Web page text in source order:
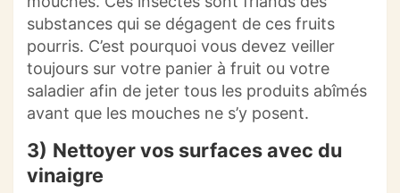
substances qui se dégagent de ces fruits
pourris. C’est pourquoi vous devez veiller
toujours sur votre panier à fruit ou votre
saladier afin de jeter tous les produits abîmés
avant que les mouches ne s’y posent.
3) Nettoyer vos surfaces avec du
vinaigre